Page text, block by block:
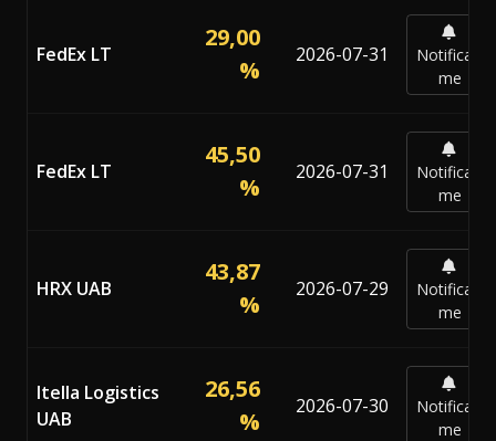
FedEx LT
29,00
%
2026-07-31
Notificar-
me
FedEx LT
45,50
%
2026-07-31
Notificar-
me
HRX UAB
43,87
%
2026-07-29
Notificar-
me
Itella Logistics
UAB
26,56
%
2026-07-30
Notificar-
me